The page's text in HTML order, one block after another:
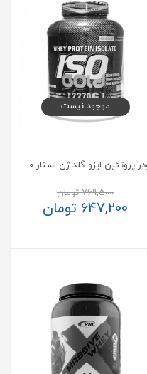
موجود نیست
پودر پروتئین ایزو گلد ژن استار 2270 گرم
769,500تومان
647,200 تومان